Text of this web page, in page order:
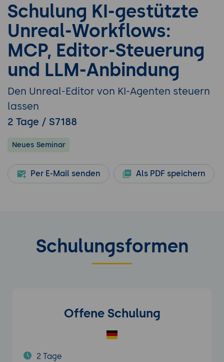
Schulung KI-gestützte
Unreal-Workflows:
MCP, Editor-Steuerung
und LLM-Anbindung
Den Unreal-Editor von KI-Agenten steuern
lassen
2 Tage / S7188
Neues Seminar
Per E-Mail senden Als PDF speichern
Schulungsformen
Offene Schulung
2 Tage